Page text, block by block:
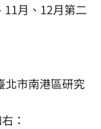
11月、12月第二
北市南港區研究
：